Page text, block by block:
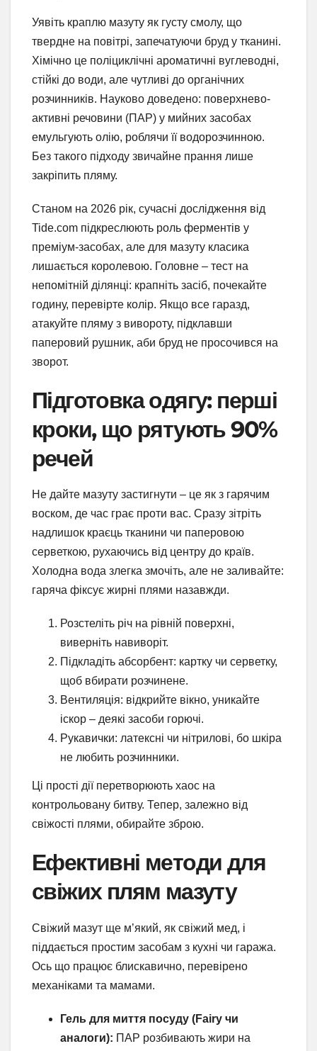
Уявіть краплю мазуту як густу смолу, що
твердне на повітрі, запечатуючи бруд у тканині.
Хімічно це поліциклічні ароматичні вуглеводні,
стійкі до води, але чутливі до органічних
розчинників. Науково доведено: поверхнево-
активні речовини (ПАР) у мийних засобах
емульгують олію, роблячи її водорозчинною.
Без такого підходу звичайне прання лише
закріпить пляму.
Станом на 2026 рік, сучасні дослідження від
Tide.com підкреслюють роль ферментів у
преміум-засобах, але для мазуту класика
лишається королевою. Головне – тест на
непомітній ділянці: крапніть засіб, почекайте
годину, перевірте колір. Якщо все гаразд,
атакуйте пляму з вивороту, підклавши
паперовий рушник, аби бруд не просочився на
зворот.
Підготовка одягу: перші
кроки, що рятують 90%
речей
Не дайте мазуту застигнути – це як з гарячим
воском, де час грає проти вас. Сразу зітріть
надлишок краєць тканини чи паперовою
серветкою, рухаючись від центру до країв.
Холодна вода злегка змочіть, але не заливайте:
гаряча фіксує жирні плями назавжди.
Розстеліть річ на рівній поверхні,
виверніть навиворіт.
Підкладіть абсорбент: картку чи серветку,
щоб вбирати розчинене.
Вентиляція: відкрийте вікно, уникайте
іскор – деякі засоби горючі.
Рукавички: латексні чи нітрилові, бо шкіра
не любить розчинники.
Ці прості дії перетворюють хаос на
контрольовану битву. Тепер, залежно від
свіжості плями, обирайте зброю.
Ефективні методи для
свіжих плям мазуту
Свіжий мазут ще м’який, як свіжий мед, і
піддається простим засобам з кухні чи гаража.
Ось що працює блискавично, перевірено
механіками та мамами.
Гель для миття посуду (Fairy чи
аналоги): ПАР розбивають жири на